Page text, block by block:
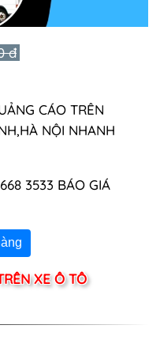
đ
CÁO TRÊN
NỘI NHANH
3533 BÁO GIÁ
XE Ô TÔ